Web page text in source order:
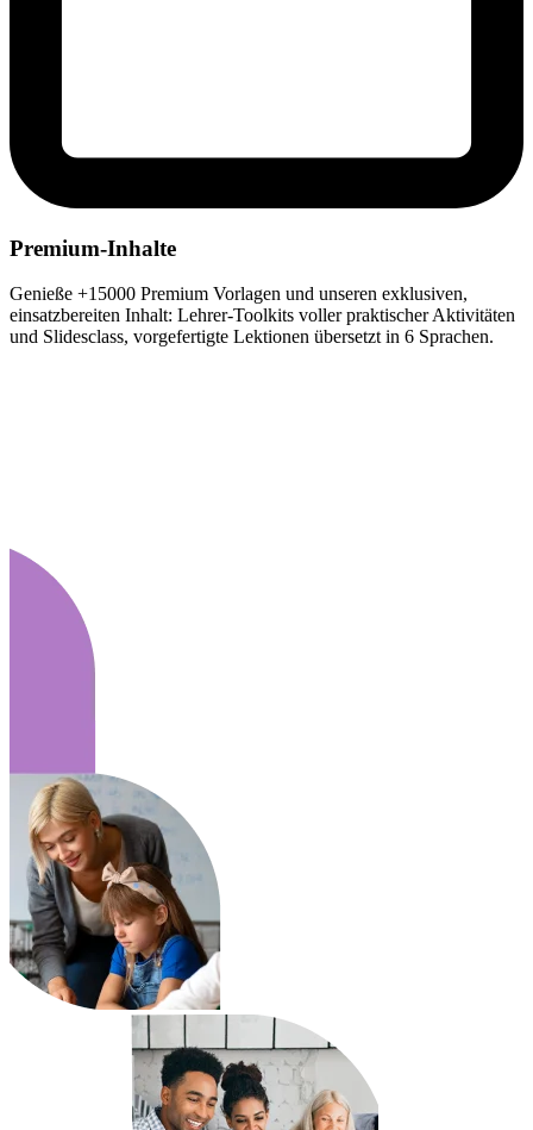
Premium-Inhalte
Genieße +15000 Premium Vorlagen und unseren exklusiven,
einsatzbereiten Inhalt: Lehrer-Toolkits voller praktischer Aktivitäten
und Slidesclass, vorgefertigte Lektionen übersetzt in 6 Sprachen.